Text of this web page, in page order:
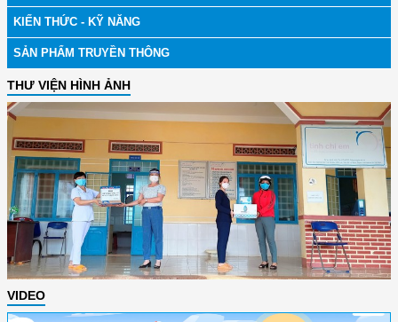
KIẾN THỨC - KỸ NĂNG
SẢN PHẨM TRUYỀN THÔNG
THƯ VIỆN HÌNH ẢNH
VIDEO